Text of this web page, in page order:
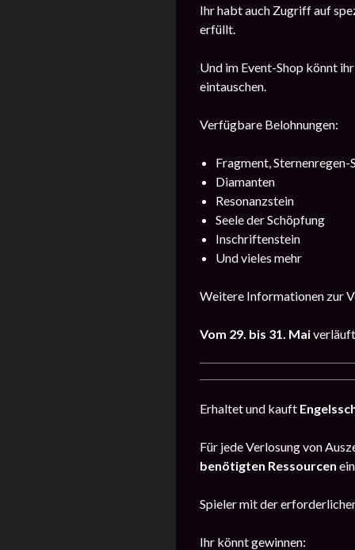
Ihr habt auch Zugriff auf
erfüllt.
Und im Event-Shop könnt
eintauschen.
Verfügbare Belohnungen:
Fragment, Sternenregen-
Diamanten
Resonanzstein
Seele der Schöpfung
Inschriftenstein
Und vieles mehr
Weitere Informationen zur
Vom 29. bis 31. Mai
Erhaltet und kauft
Für jede Verlosung von
benötigten Ressourcen
Spieler mit der
Ihr könnt gewinnen: